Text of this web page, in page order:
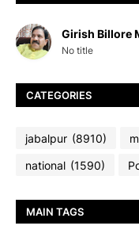
Girish Billore
No title
CATEGORIES
jabalpur (8910)
national (1590)
MAIN TAGS